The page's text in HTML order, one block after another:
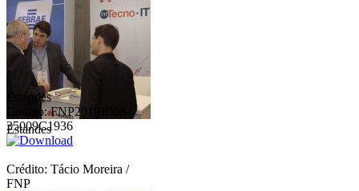
Estandes
Estandes
Código: FNP20191008-
35009C1936
Crédito: Tácio Moreira /
FNP